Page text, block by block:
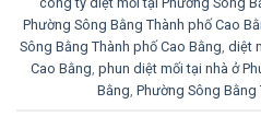
Phường Sông Bằng Thành phố Cao
Sông Bằng Thành phố Cao Bằng diệt
Cao Bằng phun diệt mối tại nhà ở
Bằng Phường Sông Bằng